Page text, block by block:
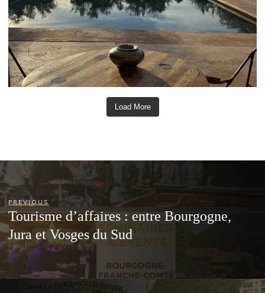
Load More
PREVIOUS
Tourisme d’affaires : entre Bourgogne,
Jura et Vosges du Sud